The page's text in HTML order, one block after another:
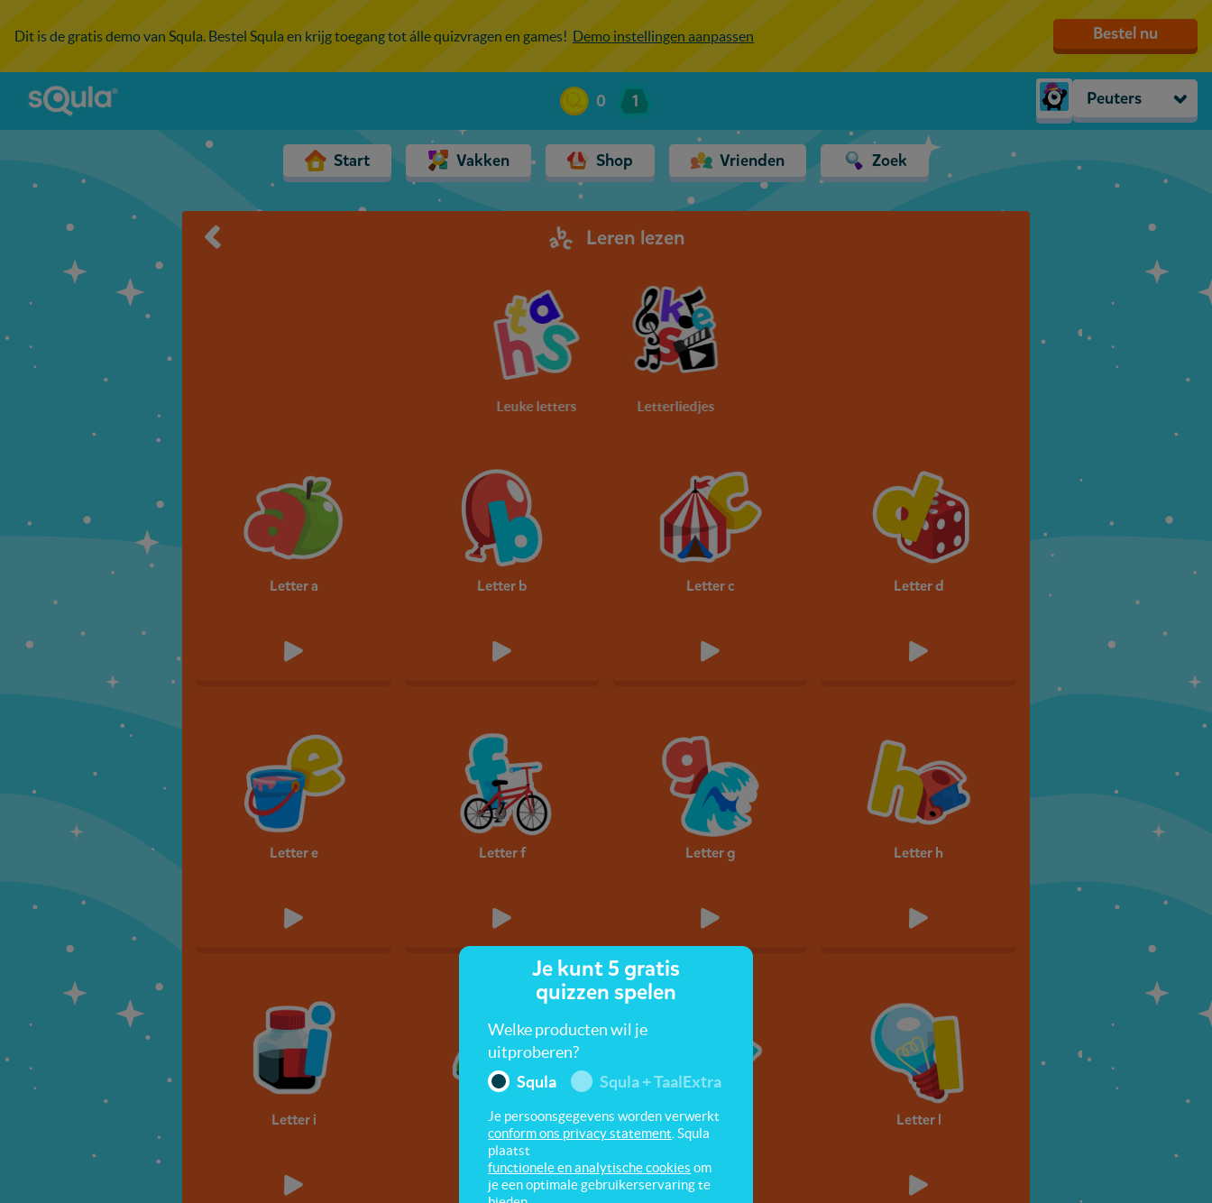
Dit is de gratis demo van Squla. Bestel Squla en krijg toegang tot álle quizvragen en games! Demo instellingen aanpassen Bestel nu
0 1 Peuters
groep 1
groep 4
groep 5
Start Vakken Shop Vrienden Zoek
Leren lezen
Leuke letters Letterliedjes
Letter a Letter b Letter c Letter d
Letter e Letter f Letter g Letter h
Letter i Letter j Letter k Letter l
Je kunt 5 gratis
quizzen spelen
Welke producten wil je
uitproberen?
Squla
Squla + TaalExtra
Je persoonsgegevens worden verwerkt
conform ons privacy statement . Squla
plaatst
functionele en analytische cookies om
je een optimale gebruikerservaring te